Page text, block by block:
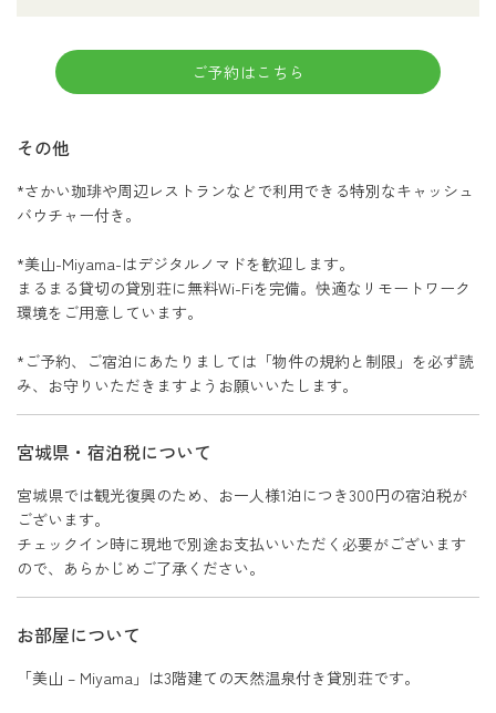
ご予約はこちら
その他
*さかい珈琲や周辺レストランなどで利用できる特別なキャッシュ
バウチャー付き。
*美山-Miyama-はデジタルノマドを歓迎します。
まるまる貸切の貸別荘に無料Wi-Fiを完備。快適なリモートワーク
環境をご用意しています。
*ご予約、ご宿泊にあたりましては「物件の規約と制限」を必ず読
み、お守りいただきますようお願いいたします。
宮城県・宿泊税について
宮城県では観光復興のため、お一人様1泊につき300円の宿泊税が
ございます。
チェックイン時に現地で別途お支払いいただく必要がございます
ので、あらかじめご了承ください。
お部屋について
「美山 – Miyama」は3階建ての天然温泉付き貸別荘です。